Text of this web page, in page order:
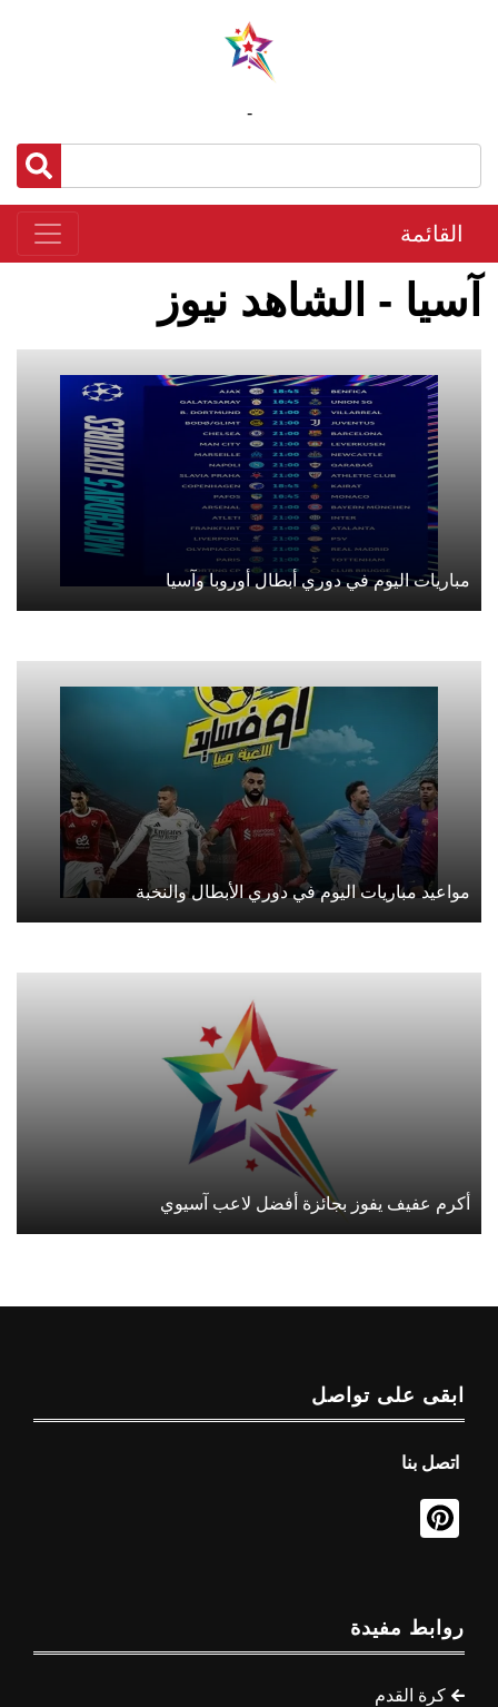
-
القائمة
آسيا - الشاهد نيوز
مباريات اليوم في دوري أبطال أوروبا وآسيا
مواعيد مباريات اليوم في دوري الأبطال والنخبة
أكرم عفيف يفوز بجائزة أفضل لاعب آسيوي
ابقى على تواصل
اتصل بنا
روابط مفيدة
كرة القدم